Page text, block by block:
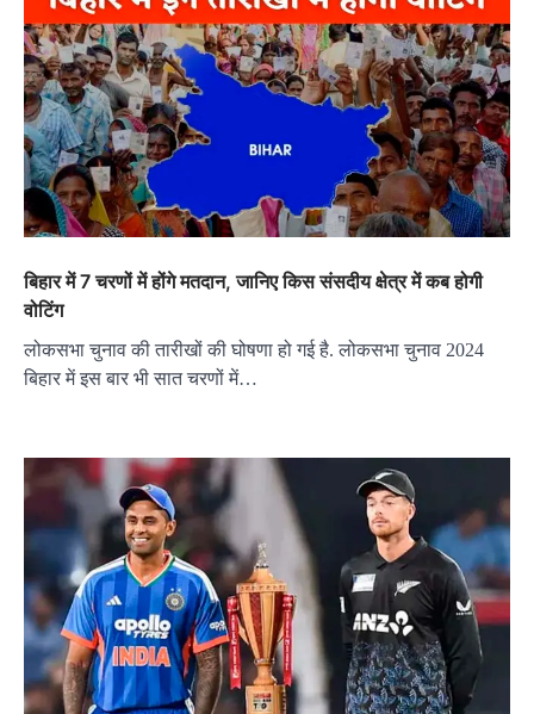
बिहार में 7 चरणों में होंगे मतदान, जानिए किस संसदीय क्षेत्र में कब होगी
वोटिंग
लोकसभा चुनाव की तारीखों की घोषणा हो गई है. लोकसभा चुनाव 2024
बिहार में इस बार भी सात चरणों में…